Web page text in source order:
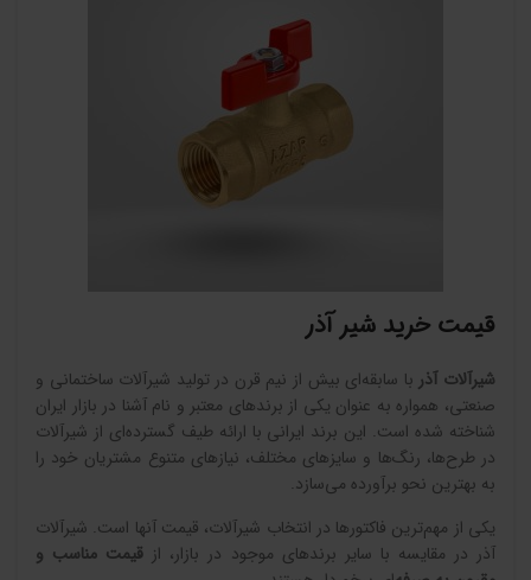
قیمت خرید شیر آذر
شیرآلات آذر با سابقه‌ای بیش از نیم قرن در تولید شیرآلات ساختمانی و
صنعتی، همواره به عنوان یکی از برندهای معتبر و نام آشنا در بازار ایران
شناخته شده است. این برند ایرانی با ارائه طیف گسترده‌ای از شیرآلات
در طرح‌ها، رنگ‌ها و سایزهای مختلف، نیازهای متنوع مشتریان خود را
به بهترین نحو برآورده می‌سازد.
یکی از مهم‌ترین فاکتورها در انتخاب شیرآلات، قیمت آنها است. شیرآلات
آذر در مقایسه با سایر برندهای موجود در بازار، از قیمت مناسب و